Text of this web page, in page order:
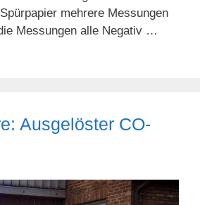
mehrere Messungen
Messungen alle Negativ …
Ausgelöster CO-